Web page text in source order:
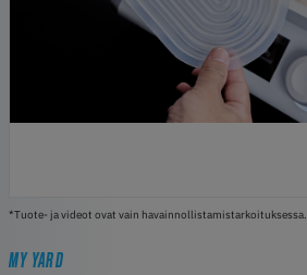
*Tuote- ja videot ovat vain havainnollistamistarkoituksessa.
MY YARD